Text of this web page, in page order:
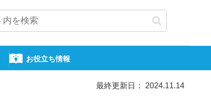
お役立ち情報
最終更新日： 2024.11.14